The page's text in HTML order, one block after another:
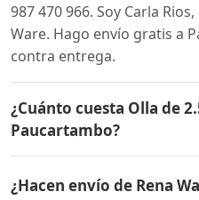
987 470 966. Soy Carla
Ware. Hago envío gratis a
contra entrega.
¿Cuánto cuesta Olla de
Paucartambo?
todo el Perú. Contáctame
¿Hacen envío de Rena